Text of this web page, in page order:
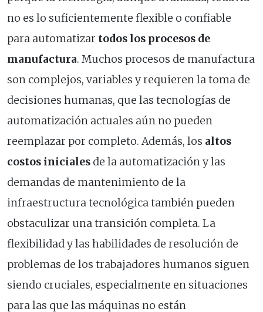
no es lo suficientemente flexible o confiable
para automatizar todos los procesos de
manufactura. Muchos procesos de manufactura
son complejos, variables y requieren la toma de
decisiones humanas, que las tecnologías de
automatización actuales aún no pueden
reemplazar por completo. Además, los altos
costos iniciales de la automatización y las
demandas de mantenimiento de la
infraestructura tecnológica también pueden
obstaculizar una transición completa. La
flexibilidad y las habilidades de resolución de
problemas de los trabajadores humanos siguen
siendo cruciales, especialmente en situaciones
para las que las máquinas no están